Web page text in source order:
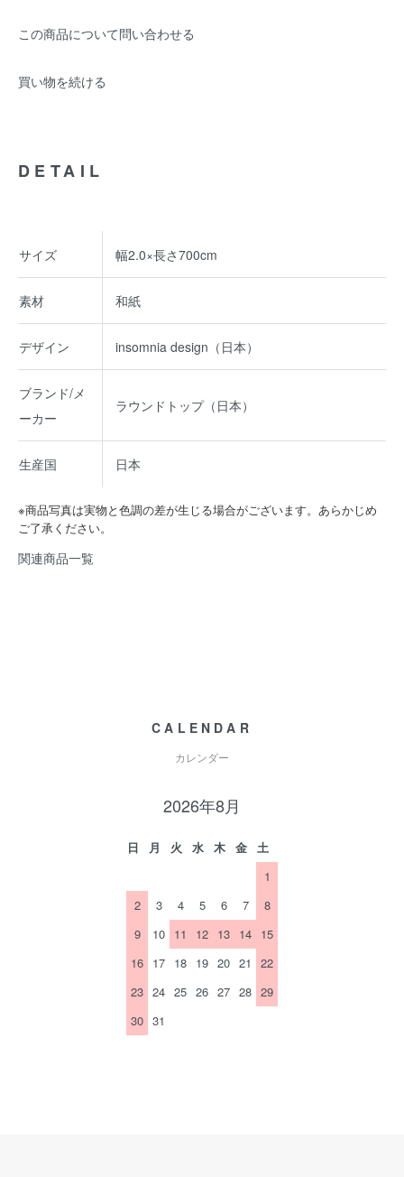
この商品について問い合わせる
買い物を続ける
DETAIL
サイズ 幅2.0×長さ700cm
素材 和紙
デザイン insomnia design（日本）
ブランド/メ
ーカー
ラウンドトップ（日本）
生産国 日本
※商品写真は実物と色調の差が生じる場合がございます。あらかじめ
ご了承ください。
関連商品一覧
CALENDAR
カレンダー
2026年8月
日 月 火 水 木 金
土
1
2
3 4 5 6 7
8
9
10 11 12 13 14 15
16 17 18 19 20 21
22
23 24 25 26 27 28 29
30 31